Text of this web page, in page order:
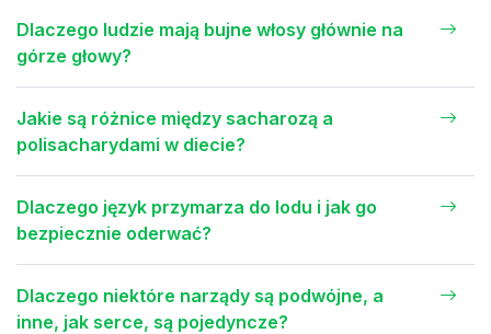
Dlaczego ludzie mają bujne włosy głównie na
górze głowy?
Jakie są różnice między sacharozą a
polisacharydami w diecie?
Dlaczego język przymarza do lodu i jak go
bezpiecznie oderwać?
Dlaczego niektóre narządy są podwójne, a
inne, jak serce, są pojedyncze?